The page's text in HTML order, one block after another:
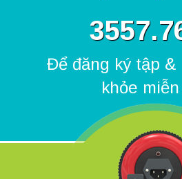
Để đăng ký tập
khỏe